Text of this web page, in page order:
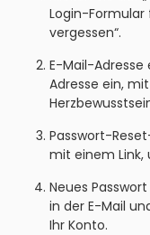
Login-Formular
vergessen“.
E-Mail-Adresse
Adresse ein,
Passwort-
mit einem Link,
Neues
in der E-Mail
Ihr Konto.